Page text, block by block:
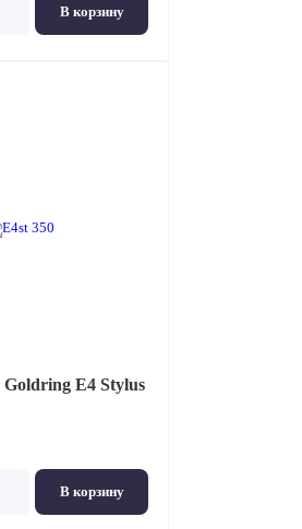
В корзину
Goldring E4 Stylus
В корзину